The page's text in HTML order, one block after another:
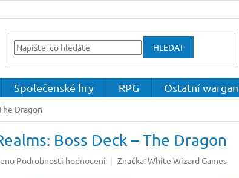
HLEDAT
Společenské hry RPG Ostatní
Dragon
Boss Deck – The Dragon
Podrobnosti hodnocení Značka:White Wizard Games